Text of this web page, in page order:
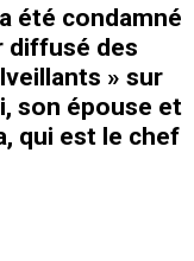
été condamné
diffusé des
» sur
son épouse et
qui est le chef